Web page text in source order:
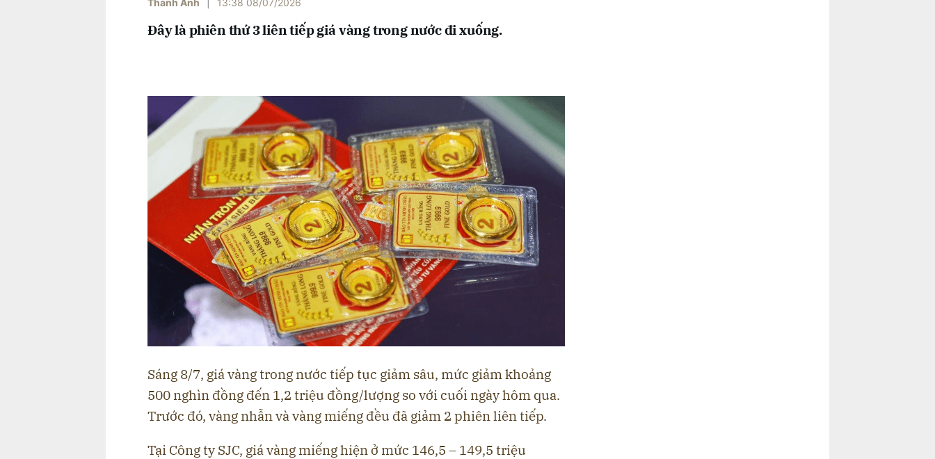
Thanh Anh 13:38 08/07/2026
Đây là phiên thứ 3 liên tiếp giá vàng trong nước đi xuống.
Sáng 8/7, giá vàng trong nước tiếp tục giảm sâu, mức giảm khoảng
500 nghìn đồng đến 1,2 triệu đồng/lượng so với cuối ngày hôm qua.
Trước đó, vàng nhẫn và vàng miếng đều đã giảm 2 phiên liên tiếp.
Tại Công ty SJC, giá vàng miếng hiện ở mức 146,5 – 149,5 triệu